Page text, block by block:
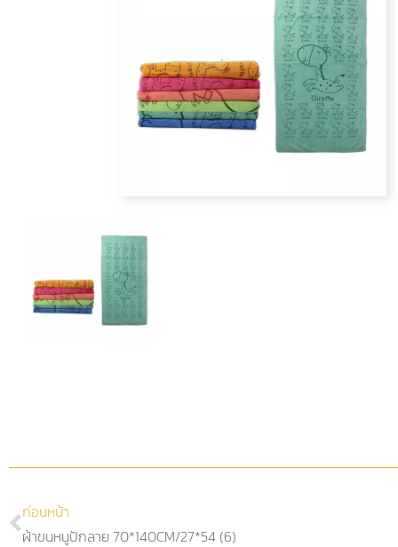
ก่อนหน้า
ผ้าขนหนูปักลาย 70*140CM/27*54 (6)